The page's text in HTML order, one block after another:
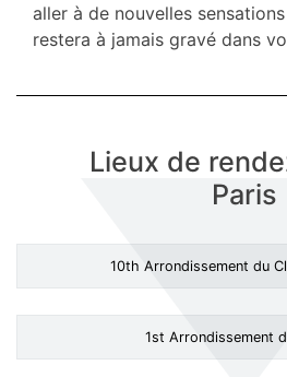
aller à de nouvelles
restera à jamais gravé dans
Lieux de
Paris
10th Arrondissement du
1st Arrondissement